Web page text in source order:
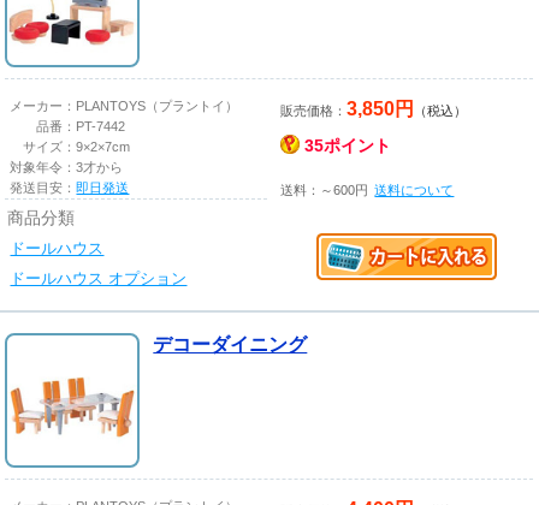
メーカー： PLANTOYS（プラントイ）
品番： PT-7442
サイズ：9×2×7cm
対象年令：3才から
発送目安：即日発送
商品分類
ドールハウス
ドールハウス オプション
販売価格：3,850円 （税込）
35ポイント
送料：～600円 送料について
デコーダイニング